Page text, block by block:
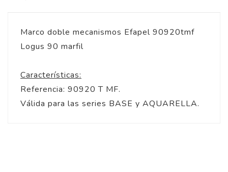
Marco doble mecanismos Efapel 90920tmf
Logus 90 marfil
Características:
Referencia: 90920 T MF.
Válida para las series BASE y AQUARELLA.